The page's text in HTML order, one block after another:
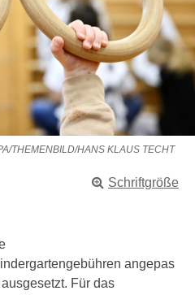
THEMENBILD/HANS KLAUS TECHT
Schriftgröße
angepas
Für das